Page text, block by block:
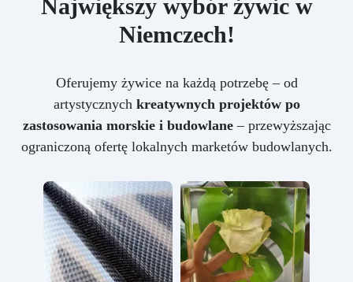
Największy wybór żywic w
Niemczech!
Oferujemy żywice na każdą potrzebę – od
artystycznych kreatywnych projektów po
zastosowania morskie i budowlane– przewyższając
ograniczoną ofertę lokalnych marketów budowlanych.